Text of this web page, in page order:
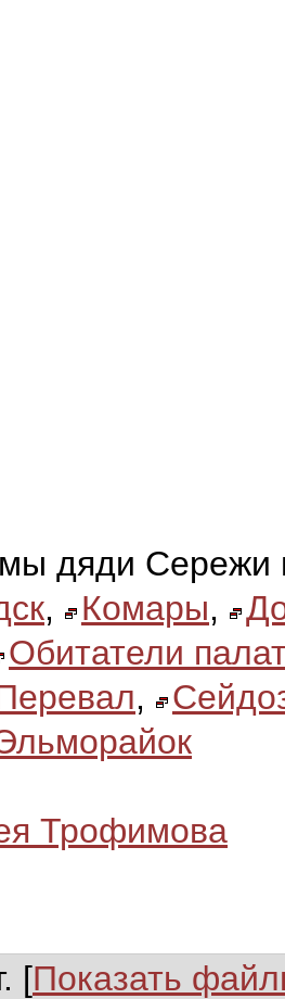
дяди Сережи
, Комары,
Обитатели
,
Трофимова
[Показать